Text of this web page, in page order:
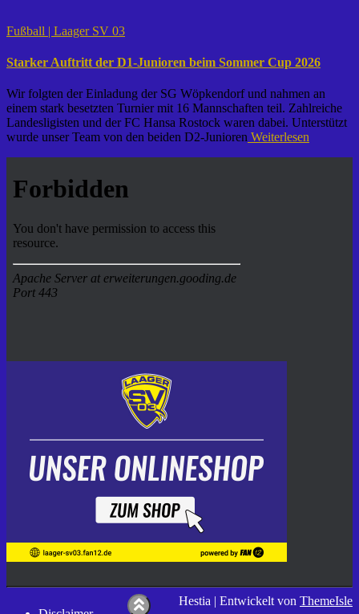
Fußball | Laager SV 03
Starker Auftritt der D1-Junioren beim Sommer Cup 2026
Wir folgten der Einladung der SG Wöpkendorf und nahmen an
einem stark besetzten Turnier mit 16 Mannschaften teil. Zahlreiche
Landesligisten und der FC Hansa Rostock waren dabei. Unterstützt
wurde unser Team von den beiden D2-Junioren Weiterlesen
Hestia | Entwickelt von ThemeIsle